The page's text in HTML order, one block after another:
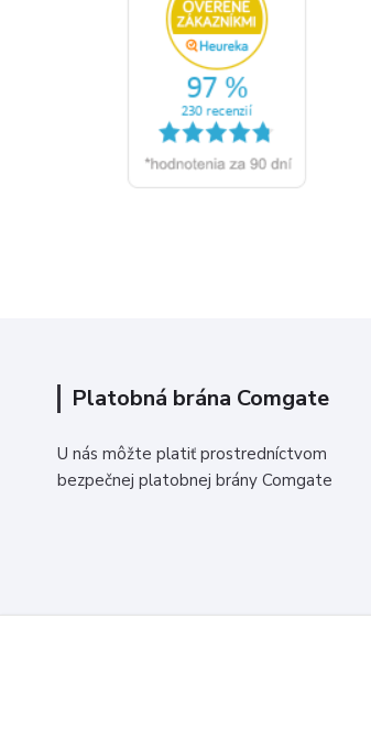
Platobná brána Comgate
U nás môžte platiť prostredníctvom
bezpečnej platobnej brány Comgate